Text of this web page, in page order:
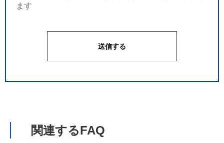
ます
関連するFAQ